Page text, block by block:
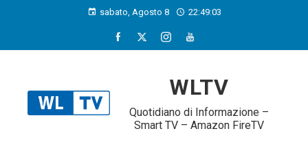
sabato, Agosto 8 22:49:04
WLTV
Quotidiano di Informazione –
Smart TV – Amazon FireTV